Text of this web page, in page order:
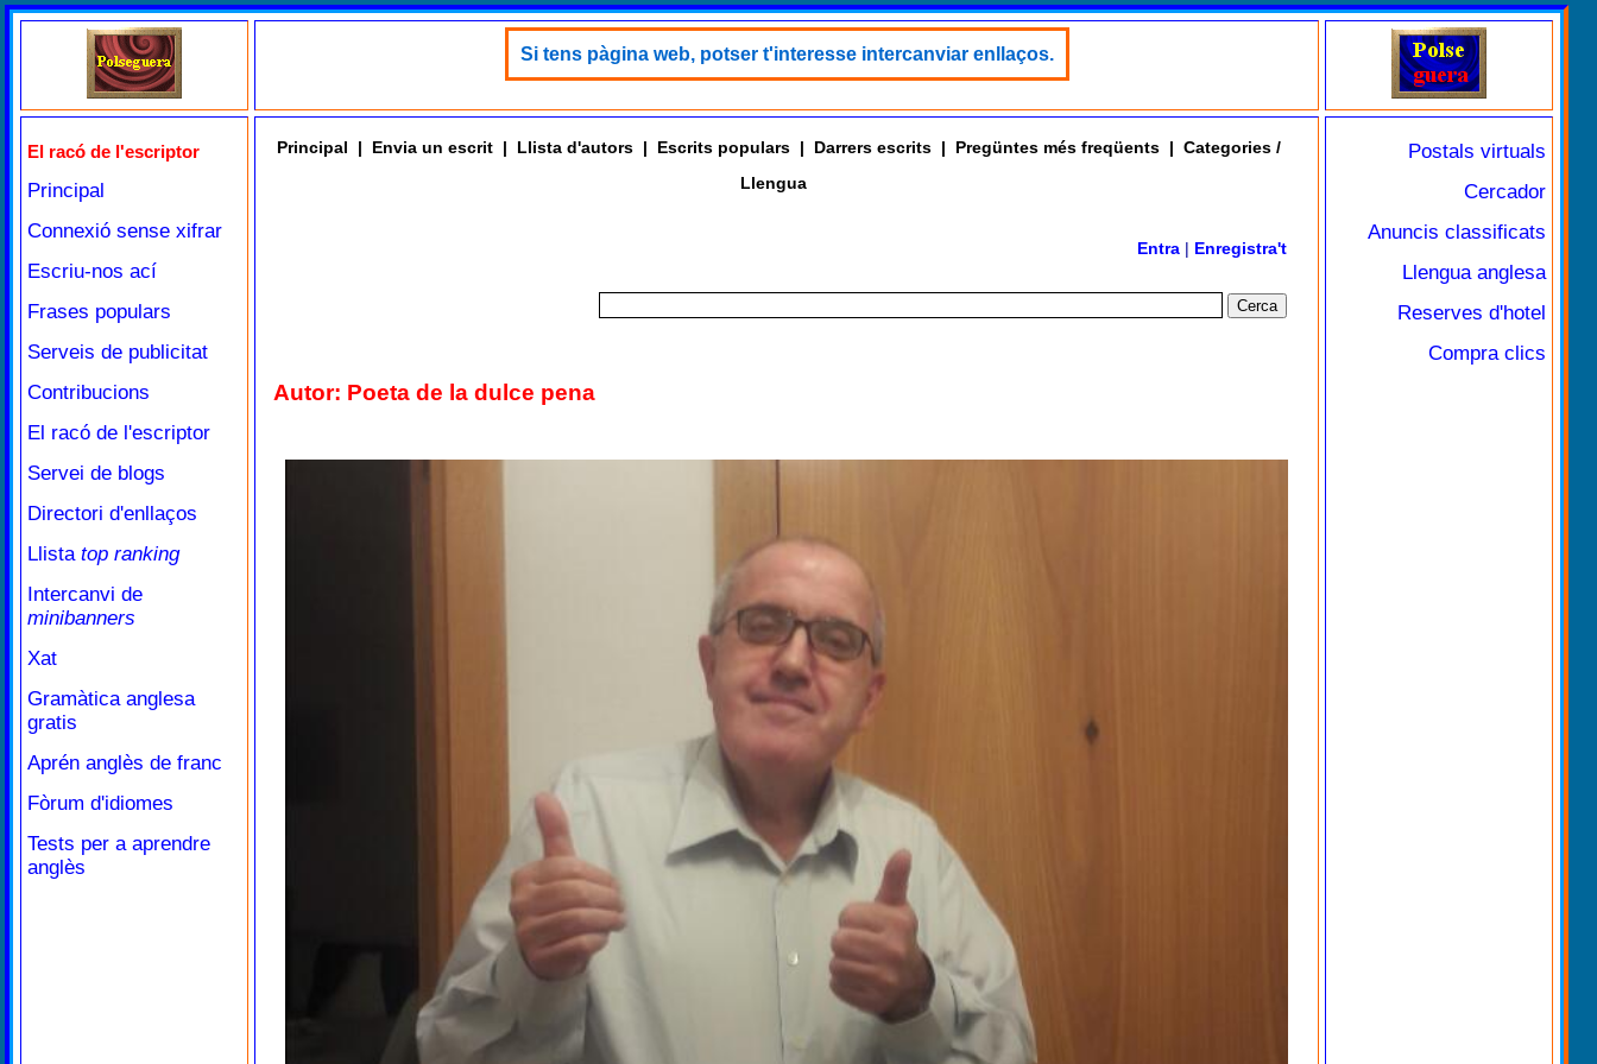
Si tens pàgina web, potser t'interesse intercanviar enllaços.
El racó de l'escriptor
Principal
Connexió sense xifrar
Escriu-nos ací
Frases populars
Serveis de publicitat
Contribucions
El racó de l'escriptor
Servei de blogs
Directori d'enllaços
Llista top ranking
Intercanvi de
minibanners
Xat
Gramàtica anglesa
gratis
Aprén anglès de franc
Fòrum d'idiomes
Tests per a aprendre
anglès
Principal | Envia un escrit | Llista d'autors | Escrits populars | Darrers escrits | Pregüntes més freqüents | Categories /
Llengua
Entra | Enregistra't
Autor: Poeta de la dulce pena
Postals virtuals
Cercador
Anuncis classificats
Llengua anglesa
Reserves d'hotel
Compra clics